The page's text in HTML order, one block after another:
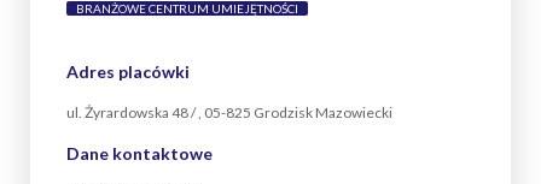
BRANŻOWE CENTRUM UMIEJĘTNOŚCI
Adres placówki
ul. Żyrardowska 48 / , 05-825 Grodzisk Mazowiecki
Dane kontaktowe